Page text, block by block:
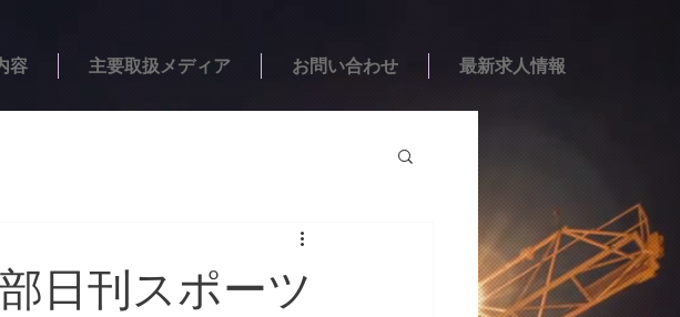
容 主要取扱メディア お問い合わせ 最新求人情報
日刊スポーツ